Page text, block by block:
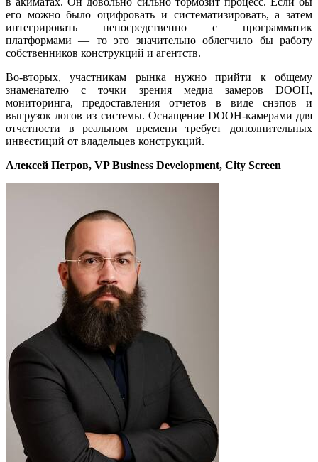
его можно было оцифровать и систематизировать, а затем
интегрировать непосредственно с программатик
платформами — то это значительно облегчило бы работу
собственников конструкций и агентств.
Во-вторых, участникам рынка нужно прийти к общему
знаменателю с точки зрения медиа замеров DOOH,
мониторинга, предоставления отчетов в виде снэпов и
выгрузок логов из системы. Оснащение DOOH-камерами для
отчетности в реальном времени требует дополнительных
инвестиций от владельцев конструкций.
Алексей Петров, VP Business Development, City Screen